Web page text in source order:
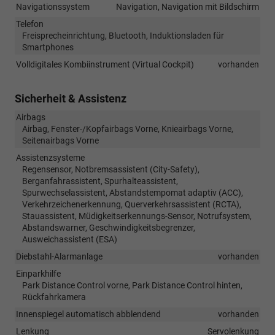
Navigationssystem
Navigation, Navigation mit Bildschirm
Telefon
Freisprecheinrichtung, Bluetooth, Induktionsladen für
Smartphones
Volldigitales Kombiinstrument (Virtual Cockpit)
vorhanden
Sicherheit & Assistenz
Airbags
Airbag, Fenster-/Kopfairbags Vorne, Knieairbags Vorne,
Seitenairbags Vorne
Assistenzsysteme
Regensensor, Notbremsassistent (City-Safety),
Berganfahrassistent, Spurhalteassistent,
Spurwechselassistent, Abstandstempomat adaptiv (ACC),
Verkehrzeichenerkennung, Querverkehrsassistent (RCTA),
Stauassistent, Müdigkeitserkennungs-Sensor, Notrufsystem,
Abstandswarner, Geschwindigkeitsbegrenzer,
Ausweichassistent (ESA)
Diebstahl-Alarmanlage
vorhanden
Einparkhilfe
Park Distance Control vorne, Park Distance Control hinten,
Rückfahrkamera
Innenspiegel automatisch abblendend
vorhanden
Lenkung
Servolenkung